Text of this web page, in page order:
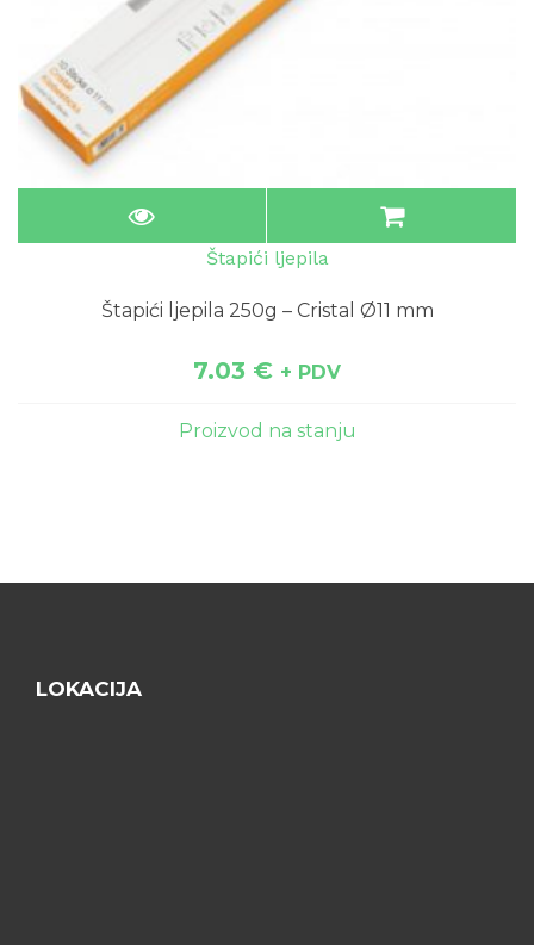
Štapići ljepila
Štapići ljepila 250g – Cristal Ø11 mm
7.03 € + PDV
Proizvod na stanju
LOKACIJA